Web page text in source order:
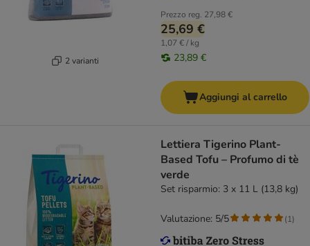
2 varianti
Prezzo reg. 27,98 €
25,69 €
1,07 € / kg
23,89 €
Aggiungi al carrello
Lettiera Tigerino Plant-
Based Tofu – Profumo di tè
verde
Set risparmio: 3 x 11 L (13,8 kg)
Valutazione: 5/5 (1)